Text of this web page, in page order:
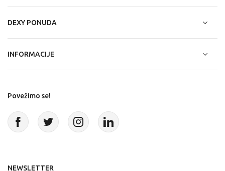
DEXY PONUDA
INFORMACIJE
Povežimo se!
NEWSLETTER